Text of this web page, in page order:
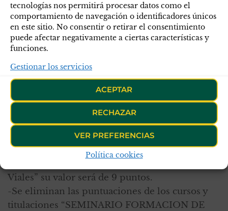
tecnologías nos permitirá procesar datos como el
comportamiento de navegación o identificadores únicos
en este sitio. No consentir o retirar el consentimiento
puede afectar negativamente a ciertas características y
funciones.
Gestionar los servicios
ACEPTAR
RECHAZAR
VER PREFERENCIAS
Política cookies
puntos), se ha añadido el “Curso Universitario
en Reconstrucción de Siniestros Viales” (9-18
puntos), debido a la diferencia de créditos de
ambos cursos, los mismo puntuarán de forma
distinta.
-Se encuentra pendiente de aprobación en las
fichas del Cinológico los cursos de Instructor de
Guías de perro, Curso de Figurante y Guía de
perros.
-En la ficha no 01030100 el “Curso
Viales” su valor será de 9 puntos.
-Se eliminan las puntuaciones de los cursos y
titulaciones “SEMINARIO FORMACION DE